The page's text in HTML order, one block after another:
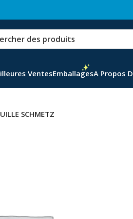
VentesEmballagesA Propos
SCHMETZ